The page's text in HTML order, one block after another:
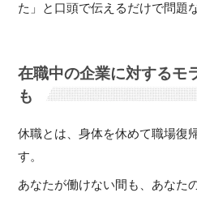
た」と口頭で伝えるだけで問題
在職中の企業に対するモ
も
休職とは、身体を休めて職場復
す。
あなたが働けない間も、あなた